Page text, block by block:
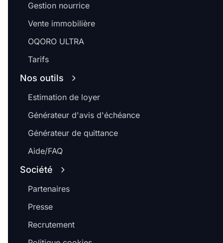
Gestion nourrice
Vente immobilière
OQORO ULTRA
Tarifs
Nos outils
Estimation de loyer
Générateur d'avis d'échéance
Générateur de quittance
Aide/FAQ
Société
Partenaires
Presse
Recrutement